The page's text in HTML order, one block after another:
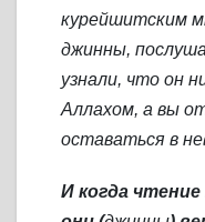
курейшитским
джинны,
узнали, что он
Аллахом, а вы
оставаться в
И когда